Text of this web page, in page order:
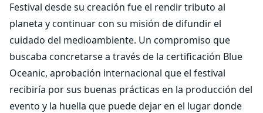
Festival desde su creación fue el rendir tributo al
planeta y continuar con su misión de difundir el
cuidado del medioambiente. Un compromiso que
buscaba concretarse a través de la certificación Blue
Oceanic, aprobación internacional que el festival
recibiría por sus buenas prácticas en la producción del
evento y la huella que puede dejar en el lugar donde